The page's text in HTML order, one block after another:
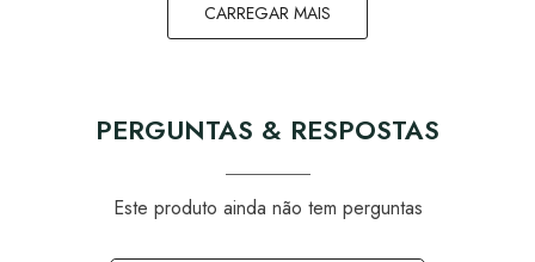
CARREGAR MAIS
PERGUNTAS & RESPOSTAS
Este produto ainda não tem perguntas